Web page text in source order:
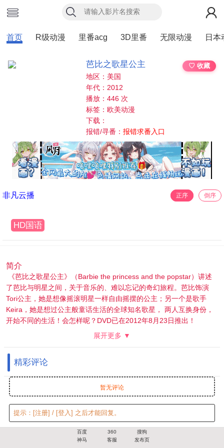
首页 R级动漫 里番acg 3D里番 无限动漫 日本
芭比之歌星公主
♡ 收藏
地区：美国
年代：2012
播放：446 次
标签：欧美动漫
下载：
报错/寻番：报错求番入口
非凡云播 正序 倒序
HD国语
简介
《芭比之歌星公主》（Barbie the princess and the popstar）讲述
了芭比与明星之间，关于音乐的、难以忘记的奇幻旅程。芭比饰演
Tori公主，她是想像摇滚明星一样自由摇摆的公主；另一个是歌手
Keira，她是想过公主般童话生活的全球知名歌星， 两人互换身份，
开始不同的生活！会怎样呢？DVD已在2012年8月23日推出！
展开更多 ▼
精彩评论
暂无评论
提示： [注册] / [登入] 之后才能回复。
百度 360
搜狗
神马
客服 发布页